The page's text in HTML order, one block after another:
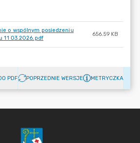
o wspólnym posiedzeniu
11 03.2026.pdf
656.59 KB
PDF POPRZEDNIE WERSJE METRYCZKA